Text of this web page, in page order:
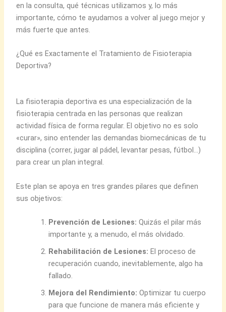
en la consulta, qué técnicas utilizamos y, lo más
importante, cómo te ayudamos a volver al juego mejor y
más fuerte que antes.
¿Qué es Exactamente el Tratamiento de Fisioterapia
Deportiva?
La fisioterapia deportiva es una especialización de la
fisioterapia centrada en las personas que realizan
actividad física de forma regular. El objetivo no es solo
«curar», sino entender las demandas biomecánicas de tu
disciplina (correr, jugar al pádel, levantar pesas, fútbol…)
para crear un plan integral.
Este plan se apoya en tres grandes pilares que definen
sus objetivos:
Prevención de Lesiones: Quizás el pilar más
importante y, a menudo, el más olvidado.
Rehabilitación de Lesiones: El proceso de
recuperación cuando, inevitablemente, algo ha
fallado.
Mejora del Rendimiento: Optimizar tu cuerpo
para que funcione de manera más eficiente y